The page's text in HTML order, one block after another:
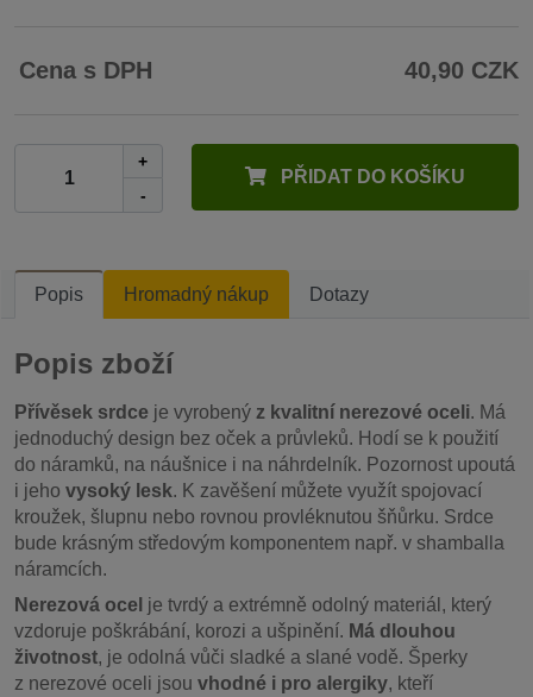
Cena s DPH 40,90 CZK
+
-
PŘIDAT DO KOŠÍKU
Popis Hromadný nákup Dotazy
Popis zboží
Přívěsek srdce je vyrobený z kvalitní nerezové oceli. Má
jednoduchý design bez oček a průvleků. Hodí se k použití
do náramků, na náušnice i na náhrdelník. Pozornost upoutá
i jeho vysoký lesk. K zavěšení můžete využít spojovací
kroužek, šlupnu nebo rovnou provléknutou šňůrku. Srdce
bude krásným středovým komponentem např. v shamballa
náramcích.
Nerezová ocel je tvrdý a extrémně odolný materiál, který
vzdoruje poškrábání, korozi a ušpinění. Má dlouhou
životnost, je odolná vůči sladké a slané vodě. Šperky
z nerezové oceli jsou vhodné i pro alergiky, kteří